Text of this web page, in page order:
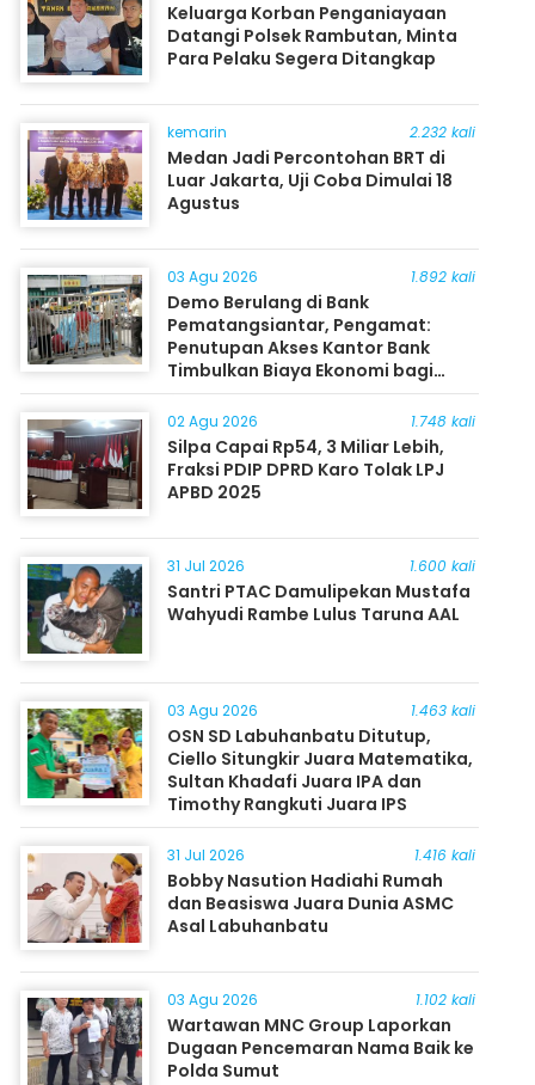
Keluarga Korban Penganiayaan
Datangi Polsek Rambutan, Minta
Para Pelaku Segera Ditangkap
kemarin 2.232 kali
Medan Jadi Percontohan BRT di
Luar Jakarta, Uji Coba Dimulai 18
Agustus
03 Agu 2026 1.892 kali
Demo Berulang di Bank
Pematangsiantar, Pengamat:
Penutupan Akses Kantor Bank
Timbulkan Biaya Ekonomi bagi
Masyarakat
02 Agu 2026 1.748 kali
Silpa Capai Rp54, 3 Miliar Lebih,
Fraksi PDIP DPRD Karo Tolak LPJ
APBD 2025
31 Jul 2026 1.600 kali
Santri PTAC Damulipekan Mustafa
Wahyudi Rambe Lulus Taruna AAL
03 Agu 2026 1.463 kali
OSN SD Labuhanbatu Ditutup,
Ciello Situngkir Juara Matematika,
Sultan Khadafi Juara IPA dan
Timothy Rangkuti Juara IPS
31 Jul 2026 1.416 kali
Bobby Nasution Hadiahi Rumah
dan Beasiswa Juara Dunia ASMC
Asal Labuhanbatu
03 Agu 2026 1.102 kali
Wartawan MNC Group Laporkan
Dugaan Pencemaran Nama Baik ke
Polda Sumut